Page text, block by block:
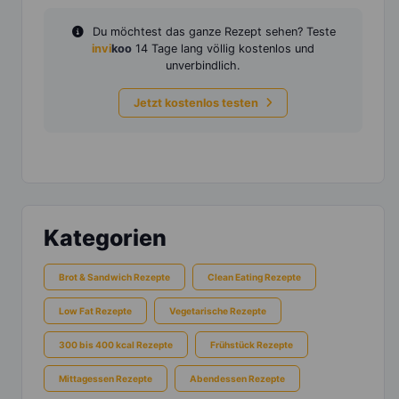
Du möchtest das ganze Rezept sehen? Teste
invikoo 14 Tage lang völlig kostenlos und
unverbindlich.
Jetzt kostenlos testen
Kategorien
Brot & Sandwich Rezepte Clean Eating Rezepte
Low Fat Rezepte Vegetarische Rezepte
300 bis 400 kcal Rezepte Frühstück Rezepte
Mittagessen Rezepte Abendessen Rezepte